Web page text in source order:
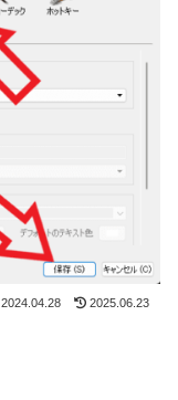
2024.04.28 2025.06.23